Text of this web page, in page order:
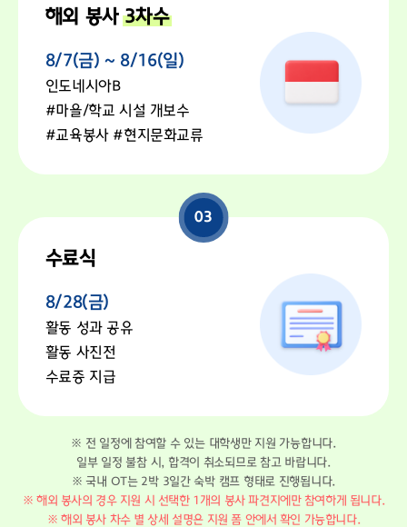
해외 봉사3차수
8/7(금) ~ 8/16(일)
인도네시아B
#마을/학교 시설 개보수
#교육봉사 #현지문화교류
03
수료식
8/28(금)
활동 성과 공유
활동 사진전
수료증 지급
※ 전 일정에 참여할 수 있는 대학생만 지원 가능합니다.
일부 일정 불참 시, 합격이 취소되므로 참고 바랍니다.
※ 국내 OT는 2박 3일간 숙박 캠프 형태로 진행됩니다.
※ 해외 봉사의 경우 지원 시 선택한 1개의 봉사 파견지에만 참여하게 됩니다.
※ 해외 봉사 차수 별 상세 설명은 지원 폼 안에서 확인 가능합니다.